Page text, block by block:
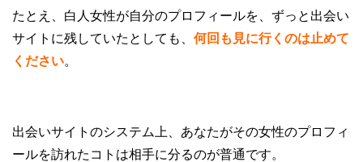
たとえ、白人女性が自分のプロフィールを、ずっと出会い
サイトに残していたとしても、 何回も見に行くのは止めて
ください。
出会いサイトのシステム上、あなたがその女性のプロフィ
ールを訪れたコトは相手に分るのが普通です。